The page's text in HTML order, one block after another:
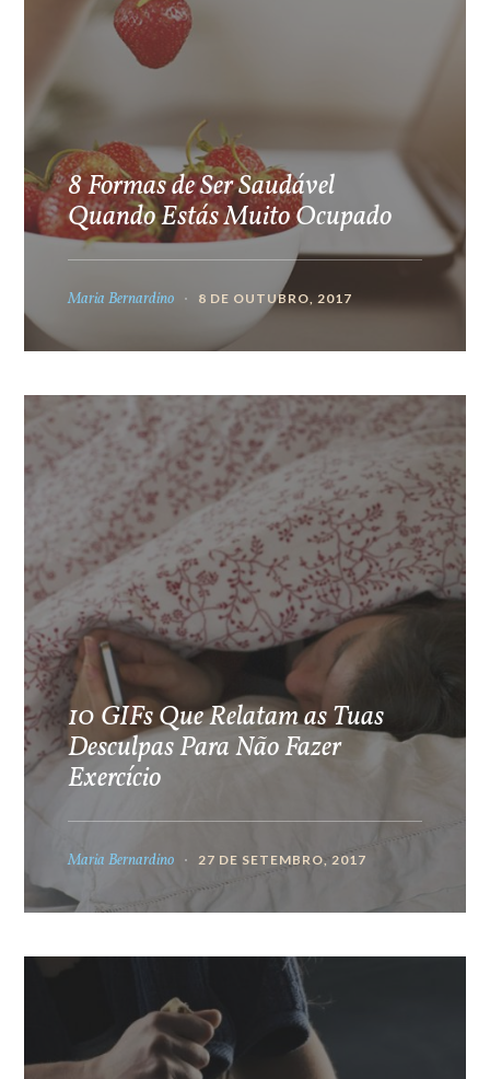
8 Formas de Ser Saudável
Quando Estás Muito Ocupado
Maria Bernardino 8 DE OUTUBRO, 2017
10 GIFs Que Relatam as Tuas
Desculpas Para Não Fazer
Exercício
Maria Bernardino 27 DE SETEMBRO, 2017